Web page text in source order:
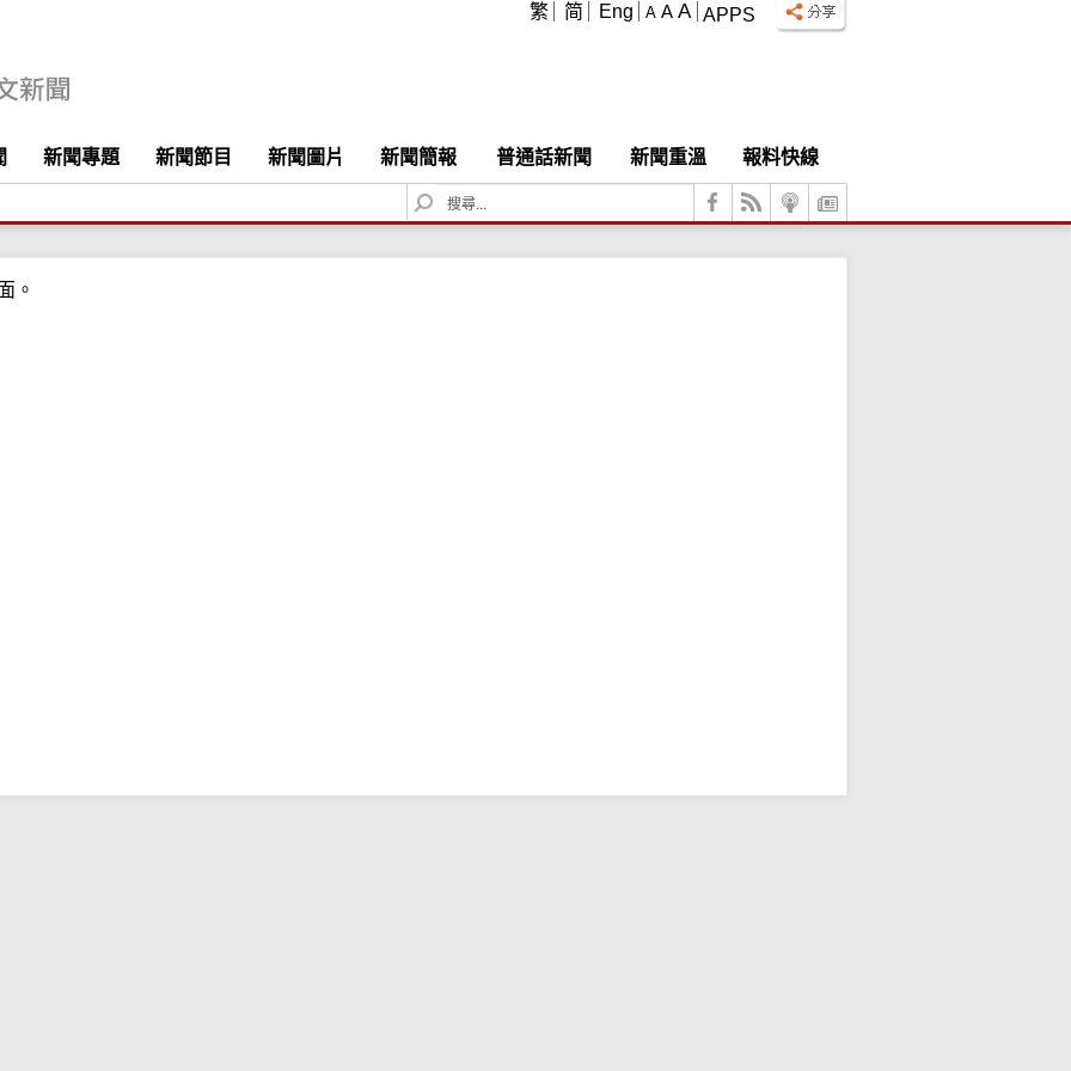
APPS
A A A
繁 简 Eng
新聞專題 新聞節目 新聞圖片 新聞簡報 普通話新聞 新聞重溫
報料快線
S
e
。